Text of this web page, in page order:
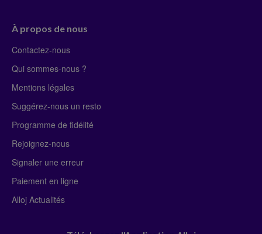
À propos de nous
Contactez-nous
Qui sommes-nous ?
Mentions légales
Suggérez-nous un resto
Programme de fidélité
Rejoignez-nous
Signaler une erreur
Paiement en ligne
Alloj Actualités